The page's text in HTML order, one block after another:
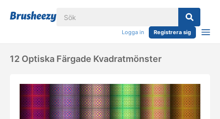
Logga in Registrera sig
12 Optiska Färgade Kvadratmönster